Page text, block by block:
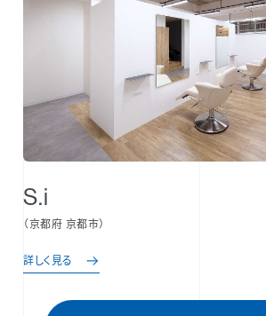
S.i
（京都府 京都市）
詳しく見る